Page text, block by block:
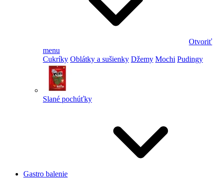
Otvoriť
menu
Cukríky Oblátky a sušienky Džemy Mochi Pudingy
Slané pochúťky
Gastro balenie